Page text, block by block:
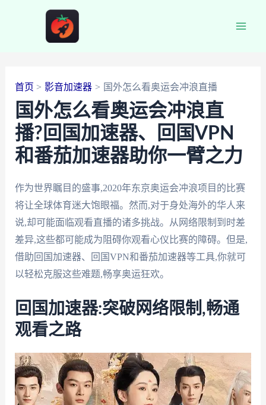
首页 影音加速器 国外怎么看奥运会冲浪直播
国外怎么看奥运会冲浪直
播?回国加速器、回国VPN
和番茄加速器助你一臂之力
作为世界瞩目的盛事,2020年东京奥运会冲浪项目的比赛
将让全球体育迷大饱眼福。然而,对于身处海外的华人来
说,却可能面临观看直播的诸多挑战。从网络限制到时差
差异,这些都可能成为阻碍你观看心仪比赛的障碍。但是,
借助回国加速器、回国VPN和番茄加速器等工具,你就可
以轻松克服这些难题,畅享奥运狂欢。
回国加速器:突破网络限制,畅通
观看之路